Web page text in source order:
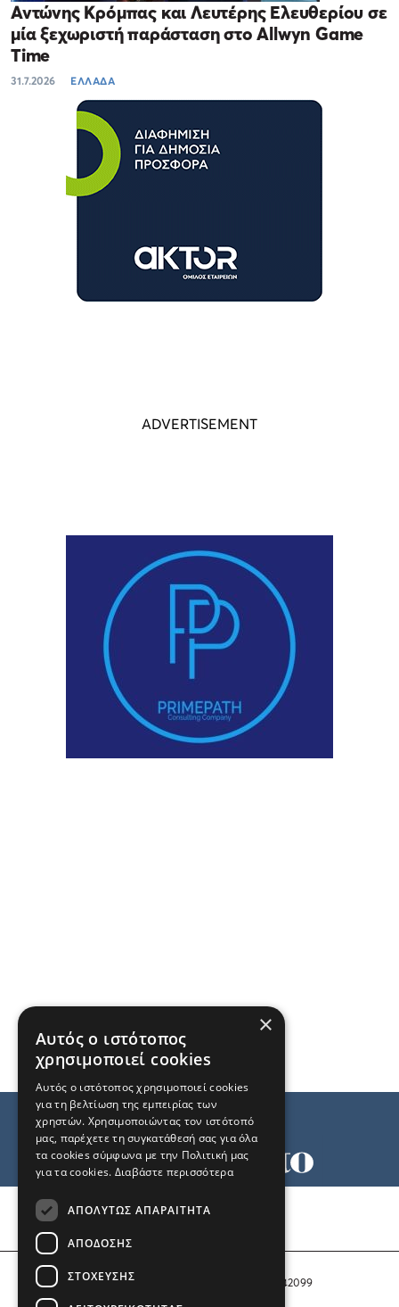
Αντώνης Κρόμπας και Λευτέρης Ελευθερίου σε
μία ξεχωριστή παράσταση στο Allwyn Game
Time
31.7.2026 ΕΛΛΑΔΑ
Αριθμός Πιστοποίησης Μ.Η.Τ. 242099
×
Αυτός ο ιστότοπος
χρησιμοποιεί cookies
Αυτός ο ιστότοπος χρησιμοποιεί cookies
για τη βελτίωση της εμπειρίας των
χρηστών. Χρησιμοποιώντας τον ιστότοπό
μας, παρέχετε τη συγκατάθεσή σας για όλα
τα cookies σύμφωνα με την Πολιτική μας
για τα cookies. Διαβάστε περισσότερα
ΑΠΟΛΎΤΩΣ ΑΠΑΡΑΊΤΗΤΑ
ΑΠΌΔΟΣΗΣ
ΣΤΌΧΕΥΣΗΣ